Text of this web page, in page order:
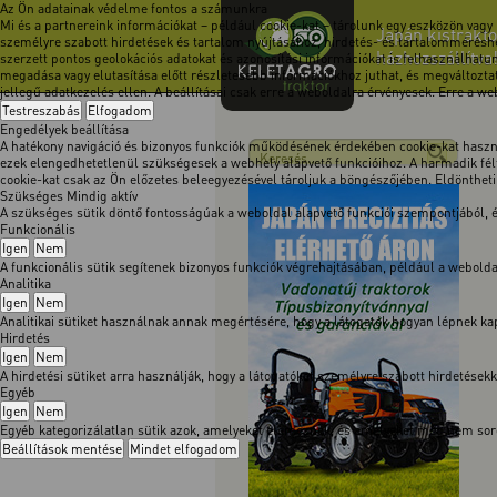
Az Ön adatainak védelme fontos a számunkra
Mi és a partnereink információkat – például cookie-kat – tárolunk egy eszközön
személyre szabott hirdetések és tartalom nyújtásához, hirdetés- és
szerzett pontos geolokációs adatokat és azonosítási információkat is
megadása vagy elutasítása előtt részletesebb információkhoz juthat, és
jellegű adatkezelés ellen. A beállításai csak erre a weboldalra érvényesek. Erre a
Testreszabás Elfogadom
Engedélyek beállítása
A hatékony navigáció és bizonyos funkciók működésének érdekében cookie-kat
ezek elengedhetetlenül szükségesek a webhely alapvető funkcióihoz. A harmadik
cookie-kat csak az Ön előzetes beleegyezésével tároljuk a böngészőjében.
Szükséges Mindig aktív
A szükséges sütik döntő fontosságúak a weboldal alapvető funkciói
Funkcionális
Igen Nem
A funkcionális sütik segítenek bizonyos funkciók végrehajtásában, például a
Analitika
Igen Nem
Analitikai sütiket használnak annak megértésére, hogy a látogatók hogyan lépnek
Hirdetés
Igen Nem
A hirdetési sütiket arra használják, hogy a látogatókat személyre szabott
Egyéb
Igen Nem
Egyéb kategorizálatlan sütik azok, amelyeket elemeznek, és amelyeket még nem
Beállítások mentése Mindet elfogadom
Japán